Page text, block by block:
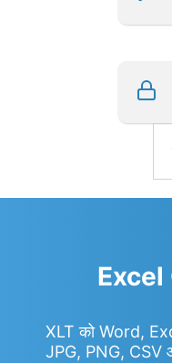
Excel
XLT को Word,
JPG, PNG, CSV